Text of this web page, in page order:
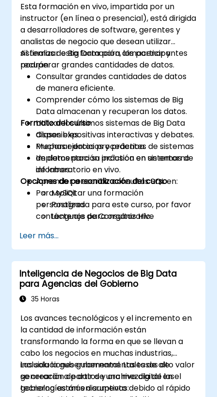
Esta formación en vivo, impartida por un
instructor (en línea o presencial), está dirigida
a desarrolladores de software, gerentes y
analistas de negocio que desean utilizar
sistemas de Big Data para almacenar y
recuperar grandes cantidades de datos.
Al finalizar esta formación, los participantes
podrán:
Consultar grandes cantidades de datos
de manera eficiente.
Comprender cómo los sistemas de Big
Data almacenan y recuperan los datos.
Utilizar los últimos sistemas de Big Data
disponibles.
Preparar datos procedentes de sistemas
de datos para su inclusión en sistemas de
informes.
Aprender a escribir consultas SQL en:
MySQL
Postgres
Lenguaje de Consultas Hive
Redshift
Formato del curso
Clases expositivas interactivas y debates.
Muchas ejercicios y práctica.
Implementación práctica en un entorno
de laboratorio en vivo.
Opciones de personalización del curso
Para solicitar una formación
personalizada para este curso, por favor
contáctenos para organizarlo.
Leer más...
Inteligencia de Negocios de Big Data
para Agencias del Gobierno
35 Horas
Los avances tecnológicos y el incremento en
la cantidad de información están
transformando la forma en que se llevan a
cabo los negocios en muchas industrias,
incluida la gubernamental. Las tasas de
generación de datos y archivo digital en el
gobierno están en aumento debido al rápido
Las soluciones gubernamentales de alto valor
se crearán a partir de una mezcla de las
tecnologías más disruptivas: